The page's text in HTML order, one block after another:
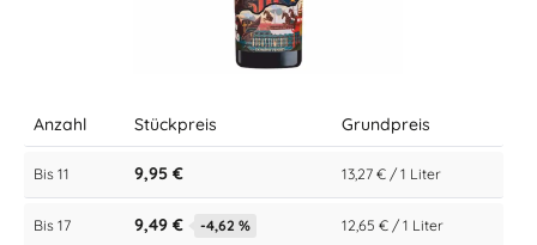
Anzahl Stückpreis Grundpreis
Bis 11 9,95 € 13,27 € / 1 Liter
Bis 17 9,49 € -4,62 % 12,65 € / 1 Liter